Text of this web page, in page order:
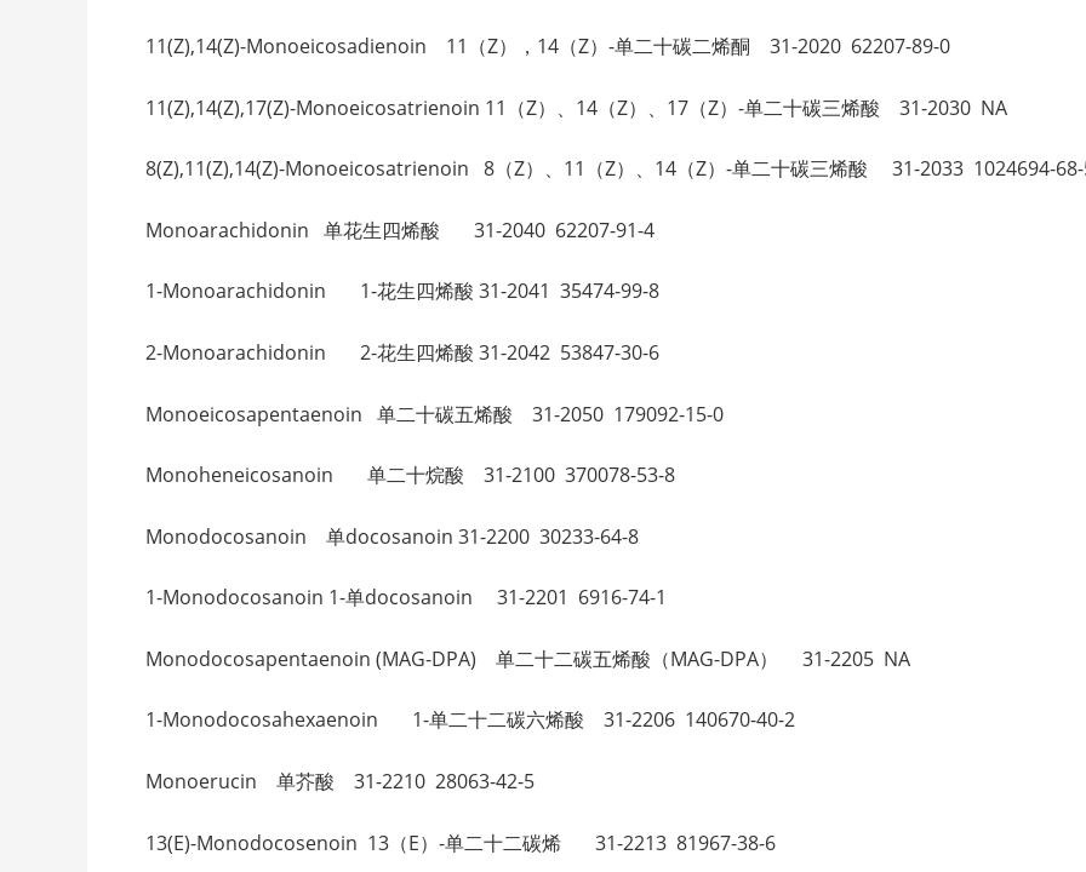
11(Z),14(Z)-Monoeicosadienoin 11（Z），14（Z）-单二十碳二烯酮 31-2020 62207-89-0
11(Z),14(Z),17(Z)-Monoeicosatrienoin 11（Z）、14（Z）、17（Z）-单二十碳三烯酸 31-2030 NA
8(Z),11(Z),14(Z)-Monoeicosatrienoin 8（Z）、11（Z）、14（Z）-单二十碳三烯酸 31-2033 1024694-
Monoarachidonin 单花生四烯酸 31-2040 62207-91-4
1-Monoarachidonin 1-花生四烯酸 31-2041 35474-99-8
2-Monoarachidonin 2-花生四烯酸 31-2042 53847-30-6
Monoeicosapentaenoin 单二十碳五烯酸 31-2050 179092-15-0
Monoheneicosanoin 单二十烷酸 31-2100 370078-53-8
Monodocosanoin 单docosanoin 31-2200 30233-64-8
1-Monodocosanoin 1-单docosanoin 31-2201 6916-74-1
Monodocosapentaenoin (MAG-DPA) 单二十二碳五烯酸（MAG-DPA） 31-2205 NA
1-Monodocosahexaenoin 1-单二十二碳六烯酸 31-2206 140670-40-2
Monoerucin 单芥酸 31-2210 28063-42-5
13(E)-Monodocosenoin 13（E）-单二十二碳烯 31-2213 81967-38-6